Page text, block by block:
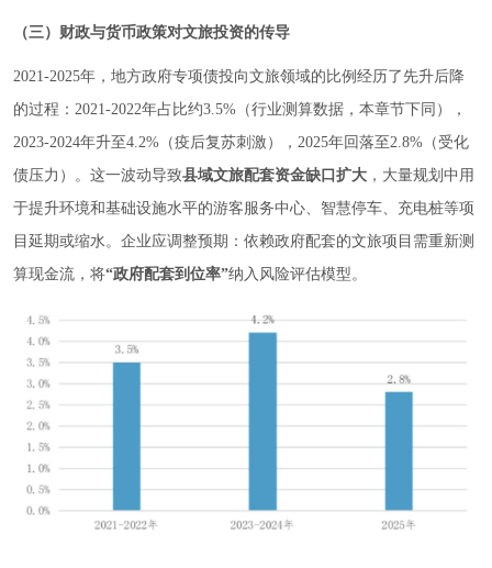
（三）财政与货币政策对文旅投资的传导
2021-2025年，地方政府专项债投向文旅领域的比例经历了先升后降
的过程：2021-2022年占比约3.5%（行业测算数据，本章节下同），
2023-2024年升至4.2%（疫后复苏刺激），2025年回落至2.8%（受化
债压力）。这一波动导致县域文旅配套资金缺口扩大 ，大量规划中用
于提升环境和基础设施水平的游客服务中心、智慧停车、充电桩等项
目延期或缩水。企业应调整预期：依赖政府配套的文旅项目需重新测
算现金流，将“政府配套到位率”纳入风险评估模型。